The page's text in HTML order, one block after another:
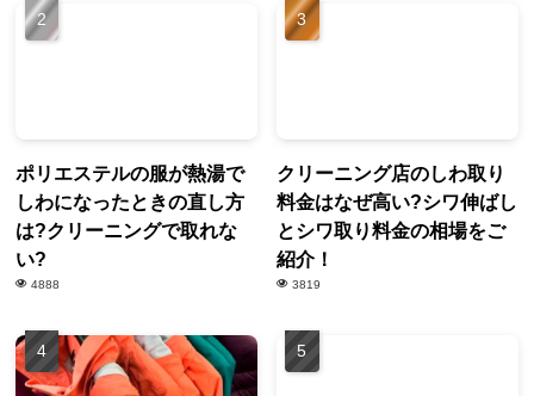
ポリエステルの服が熱湯で
しわになったときの直し方
は?クリーニングで取れな
い?
4888
クリーニング店のしわ取り
料金はなぜ高い?シワ伸ばし
とシワ取り料金の相場をご
紹介！
3819